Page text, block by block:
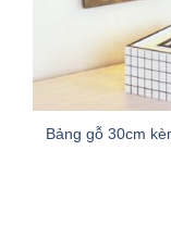
Bảng gỗ 30cm